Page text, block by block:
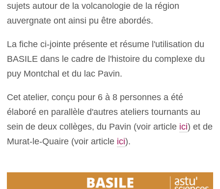
sujets autour de la volcanologie de la région
auvergnate ont ainsi pu être abordés.
La fiche ci-jointe présente et résume l'utilisation du
BASILE dans le cadre de l'histoire du complexe du
puy Montchal et du lac Pavin.
Cet atelier, conçu pour 6 à 8 personnes a été
élaboré en parallèle d'autres ateliers tournants au
sein de deux collèges, du Pavin (voir article ici) et de
Murat-le-Quaire (voir article ici).